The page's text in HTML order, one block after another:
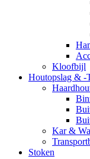
Kloofbijl
Houtopslag & -
Kar &
Stoken